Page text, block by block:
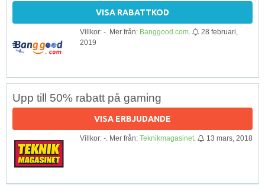
VISA RABATTKOD
Villkor: -. Mer från: Banggood.com
28 februari,
2019
Upp till 50% rabatt på gaming
VISA ERBJUDANDE
Villkor: -. Mer från: Teknikmagasinet 13 mars, 2018